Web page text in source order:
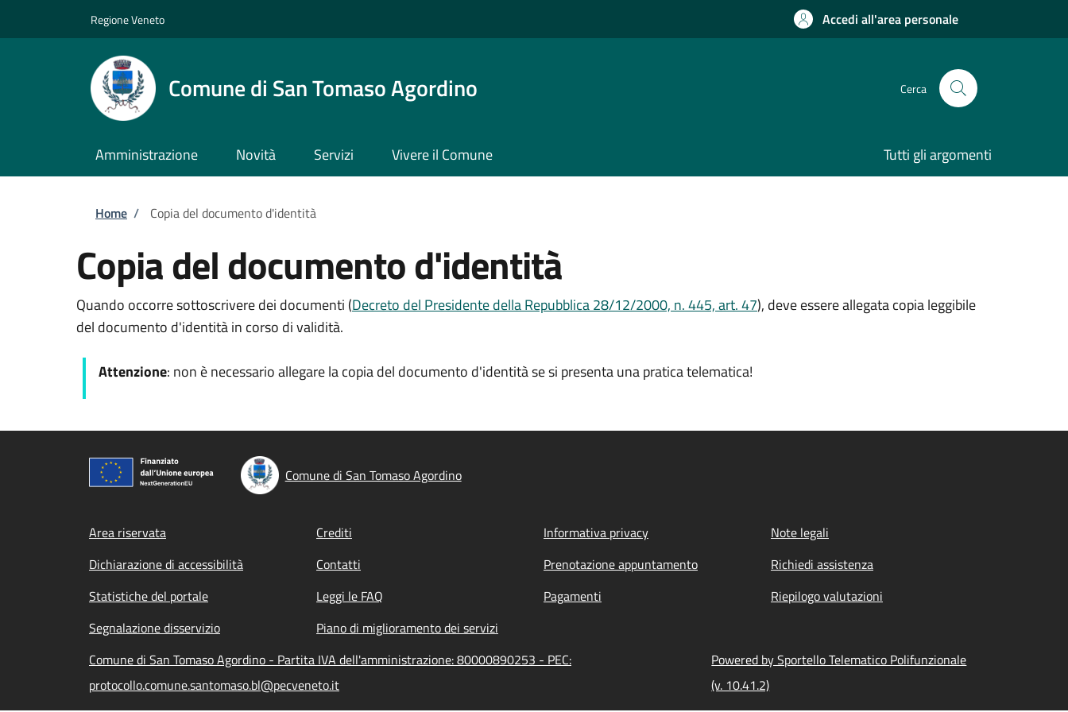
Regione Veneto Accedi all'area personale
Comune di San Tomaso Agordino Cerca
Amministrazione Novità Servizi Vivere il Comune Tutti gli argomenti
Briciole di pane
Home / Copia del documento d'identità
Copia del documento d'identità
Quando occorre sottoscrivere dei documenti (Decreto del Presidente della Repubblica 28/12/2000, n. 445, art. 47), deve essere allegata copia leggibile
del documento d'identità in corso di validità.
Attenzione: non è necessario allegare la copia del documento d'identità se si presenta una pratica telematica!
Comune di San Tomaso Agordino
Footer menu
Area riservata Crediti Informativa privacy
Note legali
Dichiarazione di accessibilità
Contatti Prenotazione appuntamento
Richiedi assistenza
Statistiche del portale
Leggi le FAQ Pagamenti
Riepilogo valutazioni
Segnalazione disservizio
Piano di miglioramento dei servizi
Comune di San Tomaso Agordino - Partita IVA dell'amministrazione: 80000890253 - PEC:
protocollo.comune.santomaso.bl@pecveneto.it
Powered by Sportello Telematico Polifunzionale
(v. 10.41.2)